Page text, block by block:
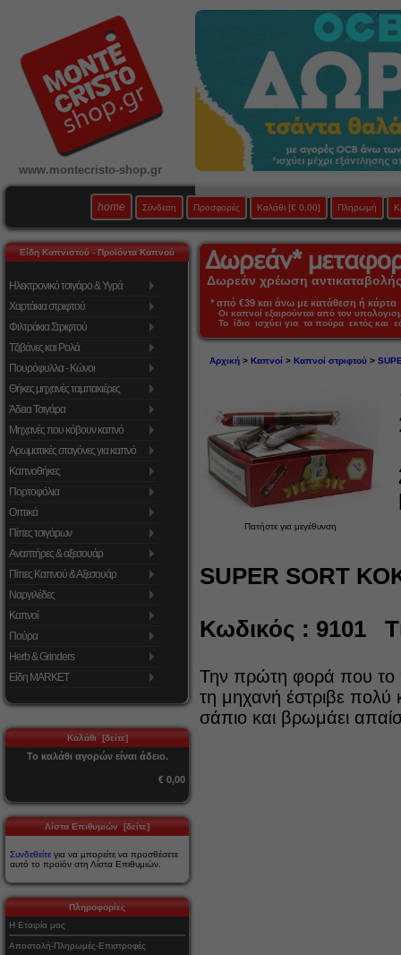
www.montecristo-shop.gr
home Σύνδεση Προσφορές Καλάθι [€ 0,00] Πληρωμή
Είδη Καπνιστού - Προϊόντα Καπνού
Ηλεκτρονικό τσιγάρο & Υγρά
Χαρτάκια στριφτού
Φιλτράκια Στριφτού
Τζιβάνες και Ρολά
Πουρόφυλλα - Κώνοι
Θήκες μηχανές ταμπακιέρες
Άδεια Τσιγάρα
Μηχανές που κόβουν καπνό
Αρωματικές σταγόνες για καπνό
Καπνοθήκες
Πορτοφόλια
Οπτικά
Πίπες τσιγάρων
Αναπτήρες & αξεσουάρ
Πίπες Καπνού & Αξεσουάρ
Ναργιλέδες
Καπνοί
Πούρα
Herb & Grinders
Είδη MARKET
Καλάθι [δείτε]
Το καλάθι αγορών είναι άδειο.
€ 0,00
Λίστα Επιθυμιών [δείτε]
Συνδεθείτε για να μπορείτε να προσθέσετε
αυτό το προϊόν στη Λίστα Επιθυμιών.
Πληροφορίες
Η Εταιρία μας
Αποστολή-Πληρωμές-Επιστροφές
Δωρεάν χρέωση
* από €39 και άνω με κατάθεση ή
Οι καπνοί εξαιρούνται από τον
Το ίδιο ισχύει για τα πούρα εκτός και
Αρχική> Καπνοί> Καπνοί στριφτού>
Πατήστε για μεγέθυνση
SUPER SORT
Κωδικός : 9101
Την πρώτη φορά που το
τη μηχανή έστριβε
σάπιο και βρωμάει